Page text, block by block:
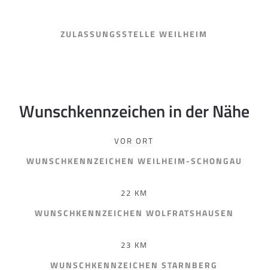
ZULASSUNGSSTELLE WEILHEIM
Wunschkennzeichen in der Nähe
VOR ORT
WUNSCHKENNZEICHEN WEILHEIM-SCHONGAU
22 KM
WUNSCHKENNZEICHEN WOLFRATSHAUSEN
23 KM
WUNSCHKENNZEICHEN STARNBERG